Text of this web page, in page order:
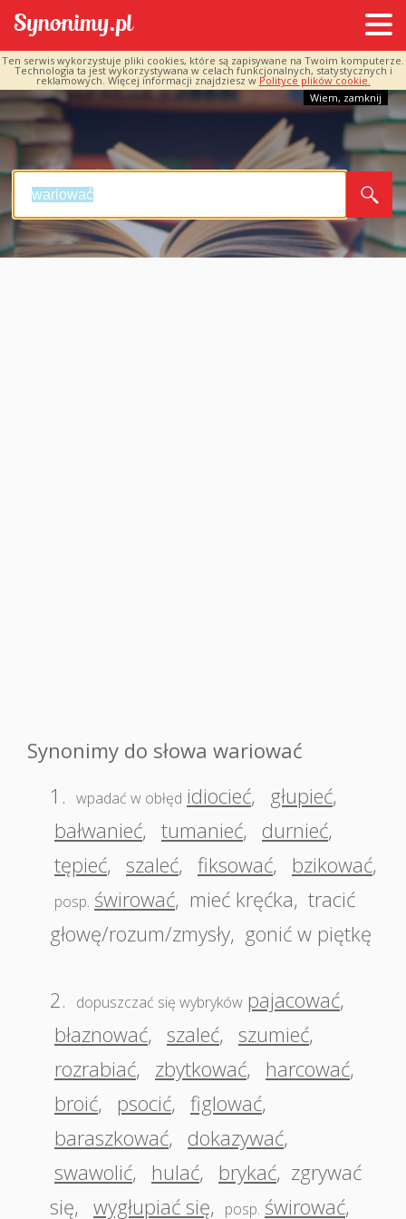
Ten serwis wykorzystuje pliki cookies, które są zapisywane na Twoim komputerze.
Technologia ta jest wykorzystywana w celach funkcjonalnych, statystycznych i
reklamowych. Więcej informacji znajdziesz w Polityce plików cookie.
Wiem, zamknij
Synonimy do słowa wariować
1. wpadać w obłęd idiocieć, głupieć,
bałwanieć, tumanieć, durnieć,
tępieć, szaleć, fiksować, bzikować,
posp. świrować, mieć kręćka, tracić
głowę/rozum/zmysły, gonić w piętkę
2. dopuszczać się wybryków pajacować,
błaznować, szaleć, szumieć,
rozrabiać, zbytkować, harcować,
broić, psocić, figlować,
baraszkować, dokazywać,
swawolić, hulać, brykać, zgrywać
się, wygłupiać się, posp. świrować,